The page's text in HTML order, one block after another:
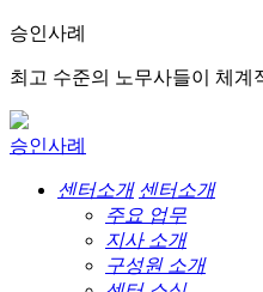
승인사례
최고 수준의 노무사들이 체계
승인사례
센터소개 센터소개
주요 업무
지사 소개
구성원 소개